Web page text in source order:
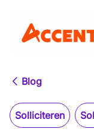
Blog
Solliciteren